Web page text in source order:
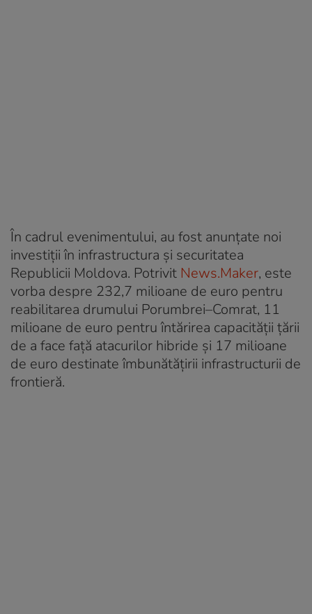
În cadrul evenimentului, au fost anunțate noi
investiții în infrastructura și securitatea
Republicii Moldova. Potrivit News.Maker, este
vorba despre 232,7 milioane de euro pentru
reabilitarea drumului Porumbrei–Comrat, 11
milioane de euro pentru întărirea capacității țării
de a face față atacurilor hibride și 17 milioane
de euro destinate îmbunătățirii infrastructurii de
frontieră.